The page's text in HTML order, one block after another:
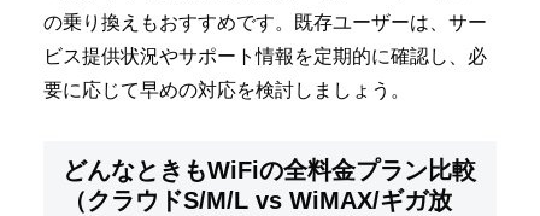
の乗り換えもおすすめです。既存ユーザーは、サー
ビス提供状況やサポート情報を定期的に確認し、必
要に応じて早めの対応を検討しましょう。
どんなときもWiFiの全料金プラン比較
（クラウドS/M/L vs WiMAX/ギガ放